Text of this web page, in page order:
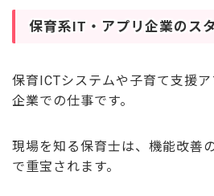
保育系IT・アプリ企業のス
保育ICTシステムや子育て支援
企業での仕事です。
現場を知る保育士は、機能改善
で重宝されます。